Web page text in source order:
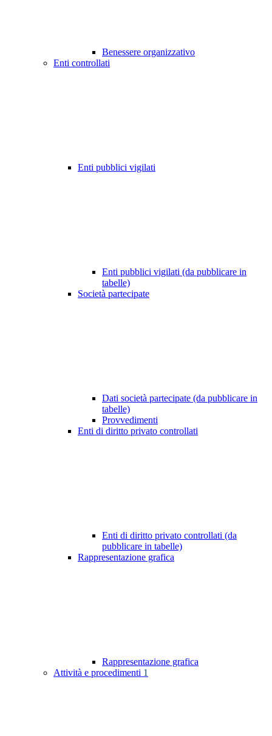
Benessere organizzativo
Enti controllati
Enti pubblici vigilati
Enti pubblici vigilati (da pubblicare in
tabelle)
Società partecipate
Dati società partecipate (da pubblicare in
tabelle)
Provvedimenti
Enti di diritto privato controllati
Enti di diritto privato controllati (da
pubblicare in tabelle)
Rappresentazione grafica
Rappresentazione grafica
Attività e procedimenti 1